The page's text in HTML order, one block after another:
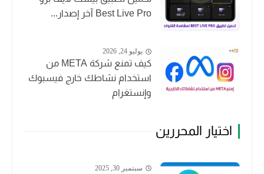
Best Live Pro آخر إصدار...
يوليو 24, 2026
كيف تمنع شركة META من
استخدام نشاطك خارج فيسبوك
وإنستغرام
اختيار المحررين
سبتمبر 30, 2025